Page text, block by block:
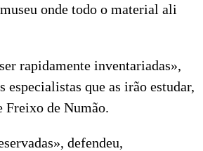
onde todo o material ali
rapidamente inventariadas»,
especialistas que as irão estudar,
Freixo de Numão.
defendeu,